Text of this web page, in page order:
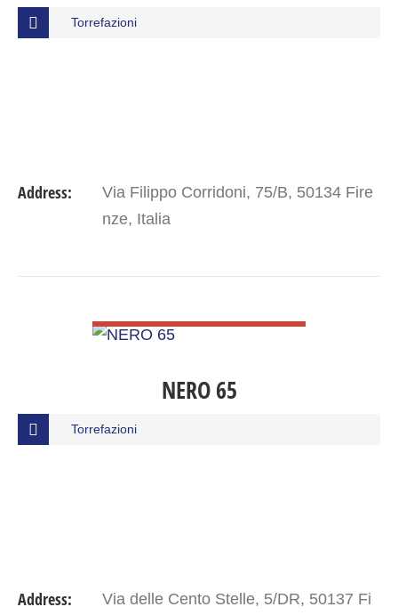
Torrefazioni
Address:
Via Filippo Corridoni, 75/B, 50134 Fire
nze, Italia
NERO 65
Torrefazioni
Address:
Via delle Cento Stelle, 5/DR, 50137 Fi